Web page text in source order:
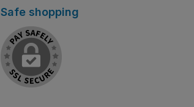
Safe shopping